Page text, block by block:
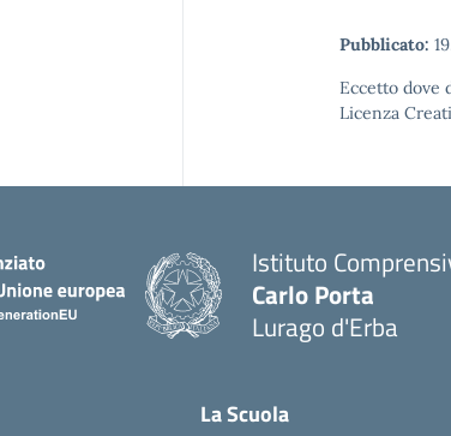
Pubblicato:
Eccetto dove
Licenza
Istituto
Carlo Porta
Lurago d'Erba
La Scuola